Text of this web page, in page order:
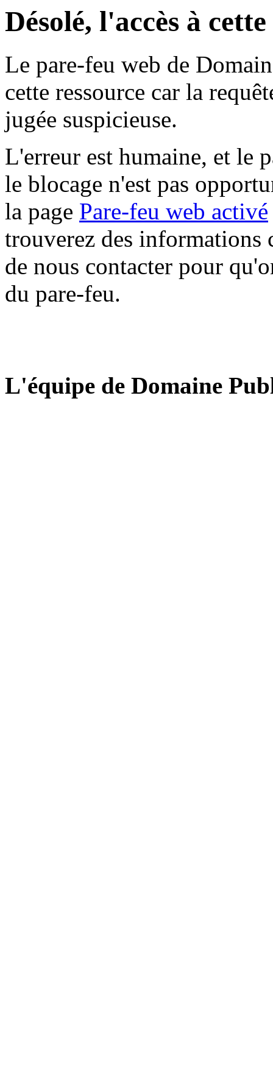
Désolé, l'accès à
Le pare-feu web de
cette ressource car la
jugée suspicieuse.
L'erreur est humaine, et le
le blocage n'est pas
la page Pare-feu web activé
trouverez des informations
de nous contacter pour
du pare-feu.
L'équipe de Domaine